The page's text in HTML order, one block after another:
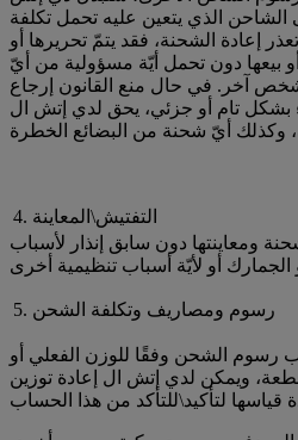
الشاحن الذي يتعين عليه تحمل تكلفة
إعادة الشحنة، فقد يتمّ تحريرها أو
أو بيعها دون تحمل أيّة مسؤولية من أيّ
آخر. في حال منع القانون إرجاع
بشكل تام أو جزئي، يحق لدي إتش ال
4. التفتيش\المعاينة
ومعاينتها دون سابق إنذار لأسباب
5. رسوم ومصاريف وتكلفة الشحن
رسوم الشحن وفقًا للوزن الفعلي أو
ويمكن لدي إتش ال إعادة توزين